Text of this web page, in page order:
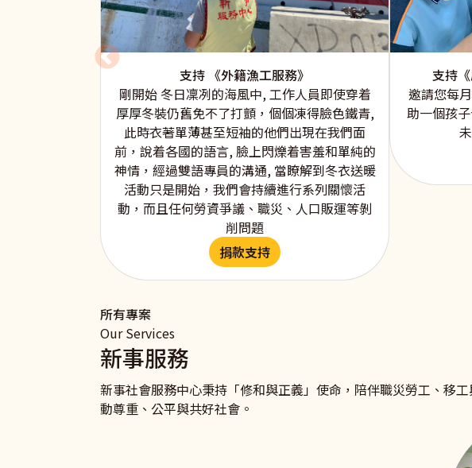
支持 《外籍漁工服務》
剛開始 冬日凜冽的海風中, 工作人員即使穿着
厚厚冬裝仍舊免不了打顫，個個凍得臉色鐵青,
此時衣著單薄甚至短袖的他們出現在我們面
前，說着各國的語言, 臉上閃爍着害羞和單純的
神情，經過雙語專員的溝通, 當瞭解到冬衣送暖
活動只是開始，我們會持續進行系列關懷活
動，而且任何勞資爭議、職災、人口販運等剝
削問題
捐款支持
支持
邀請您每
助一個孩
所有專案
Our Services
新事服務
新事社會服務中心秉持「修和與正義」使命，陪伴職災勞工、移
動尊重、公平與共好社會。